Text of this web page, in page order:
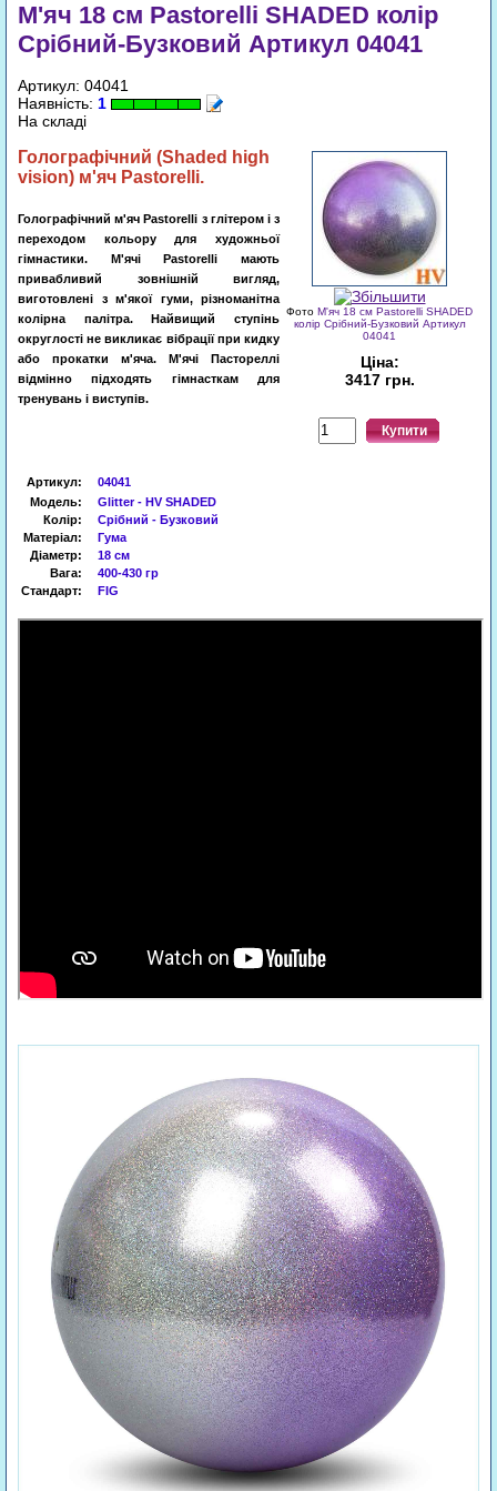
М'яч 18 см Pastorelli SHADED колір
Срібний-Бузковий Артикул 04041
Артикул: 04041
Наявність: 1
На складі
Фото М'яч 18 см Pastorelli SHADED
колір Срібний-Бузковий Артикул
04041
Ціна:
3417 грн.
Купити
Голографічний (Shaded high
vision) м'яч Pastorelli.
Голографічний м'яч Pastorelli з глітером і з
переходом кольору для художньої
гімнастики. М'ячі Pastorelli мають
привабливий зовнішній вигляд,
виготовлені з м'якої гуми, різноманітна
колірна палітра. Найвищий ступінь
округлості не викликає вібрації при кидку
або прокатки м'яча. М'ячі Пастореллі
відмінно підходять гімнасткам для
тренувань і виступів.
Артикул:
04041
Модель:
Glitter - HVSHADED
Колір:
Срібний - Бузковий
Матеріал:
Гума
Діаметр:
18 см
Вага:
400-430 гр
Стандарт:
FIG